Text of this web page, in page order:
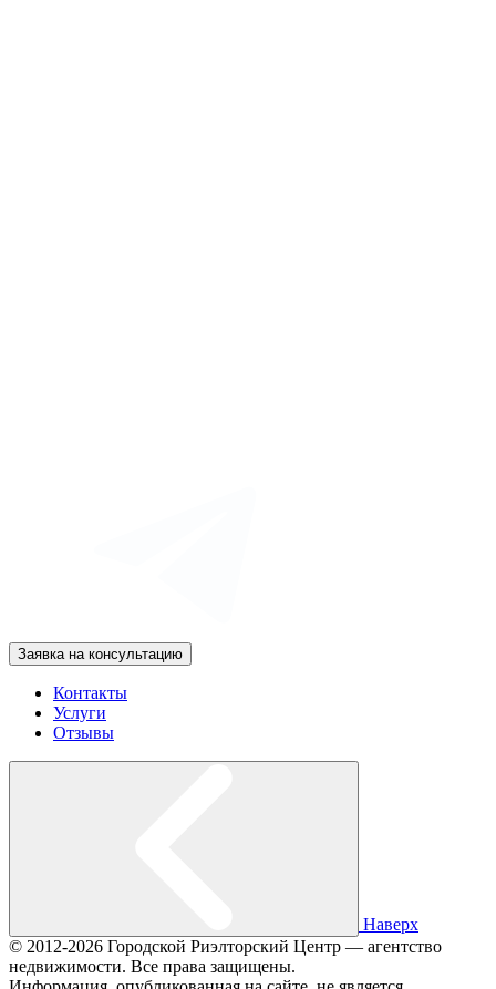
Заявка на консультацию
Контакты
Услуги
Отзывы
Наверх
© 2012-2026 Городской Риэлторский Центр — агентство
недвижимости. Все права защищены.